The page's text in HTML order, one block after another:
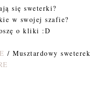
się sweterki?
w swojej szafie?
o kliki :D
/ Musztardowy sweterek